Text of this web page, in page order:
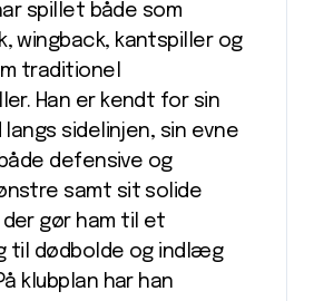
spillet både som
wingback, kantspiller og
traditionel
Han er kendt for sin
langs sidelinjen, sin evne
defensive og
samt sit solide
gør ham til et
til dødbolde og indlæg
klubplan har han